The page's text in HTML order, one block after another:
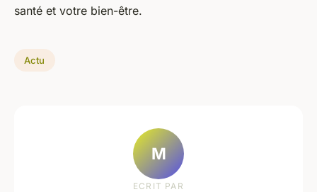
santé et votre bien-être.
Actu
M
ECRIT PAR